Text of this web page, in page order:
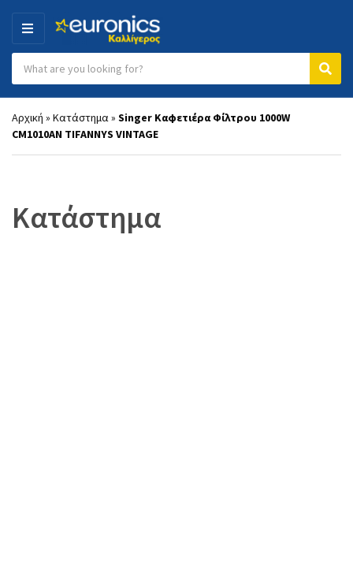
MENU
Category name
Αρχική » Κατάστημα» Singer Καφετιέρα Φίλτρου 1000W
CM1010AN TIFANNYS VINTAGE
Κατάστημα